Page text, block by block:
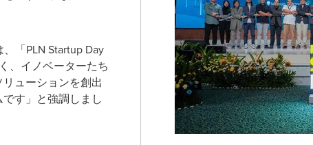
、「PLN Startup Day
、イノベーターたち
ューションを創出
す」と強調しまし